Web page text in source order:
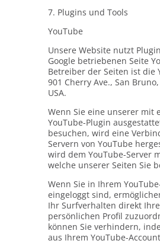
7. Plugins und Tools
YouTube
Unsere Website nutzt
Google betriebenen Seite
Betreiber der Seiten ist die
901 Cherry Ave., San Bruno,
USA.
Wenn Sie eine unserer mit
YouTube-Plugin
besuchen, wird eine
Servern von YouTube
wird dem YouTube-Server
welche unserer Seiten Sie
Wenn Sie in Ihrem
eingeloggt sind,
Ihr Surfverhalten direkt
persönlichen Profil
können Sie verhindern,
aus Ihrem YouTube-